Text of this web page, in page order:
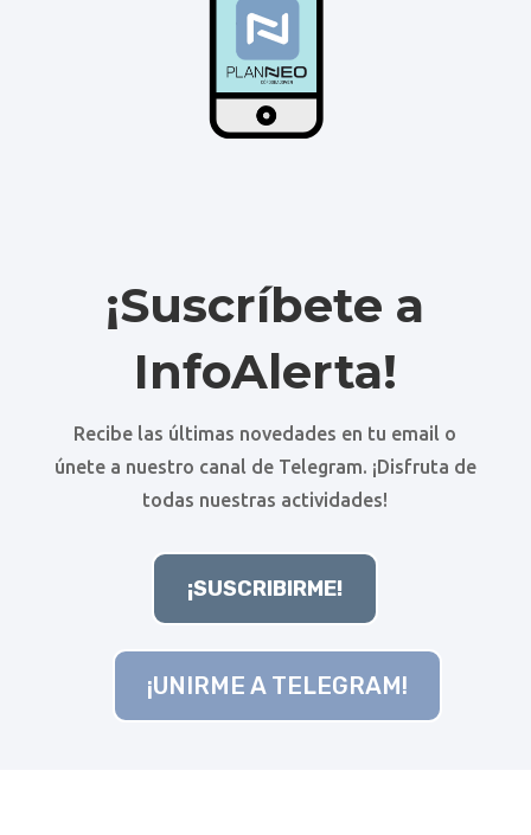
¡Suscríbete a
InfoAlerta!
Recibe las últimas novedades en tu email o
únete a nuestro canal de Telegram. ¡Disfruta de
todas nuestras actividades!
¡SUSCRIBIRME!
¡UNIRME A TELEGRAM!